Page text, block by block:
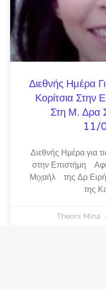
Διεθνής Ημέρα
Κορίτσια Στην
Στη Μ. Δρα
11/
Διεθνής Ημέρα για
στην Επιστήμη
Μιχαήλ της Δρ
της
Theoni Mina